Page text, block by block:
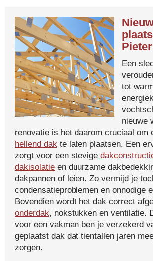
Een
tot
nieuwe
renovatie is het daarom cruciaal om
hellend dak te laten plaatsen. Een
zorgt voor een stevige
dakisolatie en duurzame
dakpannen of leien. Zo vermijd je
condensatieproblemen en onnodige
Bovendien wordt het dak correct
onderdak, nokstukken en ventilatie.
voor een vakman ben je verzekerd
geplaatst dak dat tientallen jaren
zorgen.